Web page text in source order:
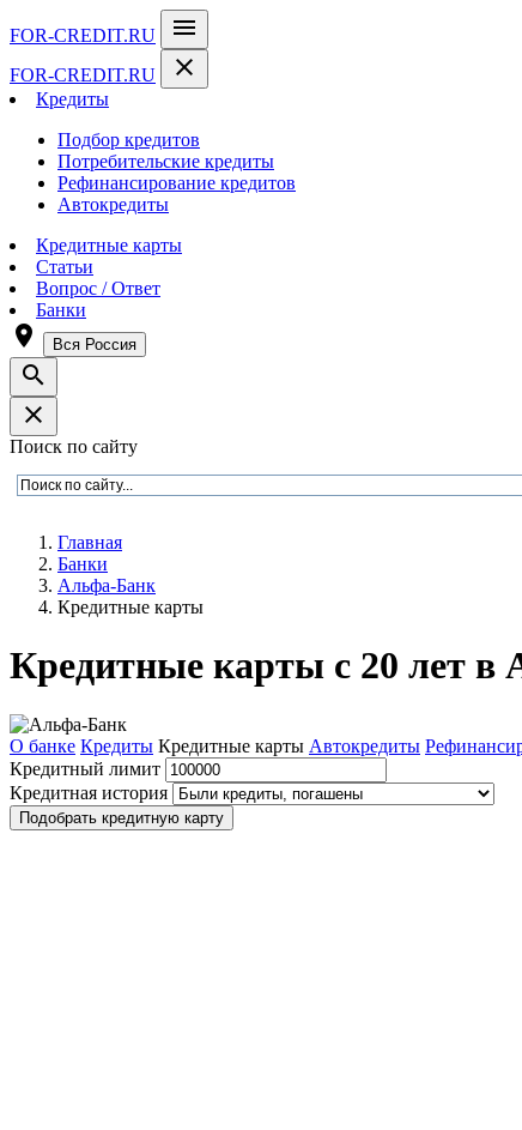
FOR-CREDIT.RU menu
FOR-CREDIT.RU close
Кредиты
Подбор кредитов
Потребительские кредиты
Рефинансирование кредитов
Автокредиты
Кредитные карты
Статьи
Вопрос / Ответ
Банки
room Вся Россия
search
close
Поиск по сайту
Главная
Банки
Альфа-Банк
Кредитные карты
Кредитные карты с 20 лет в
О банке Кредиты Кредитные карты Автокредиты
Кредитный лимит
Кредитная история
Подобрать кредитную карту